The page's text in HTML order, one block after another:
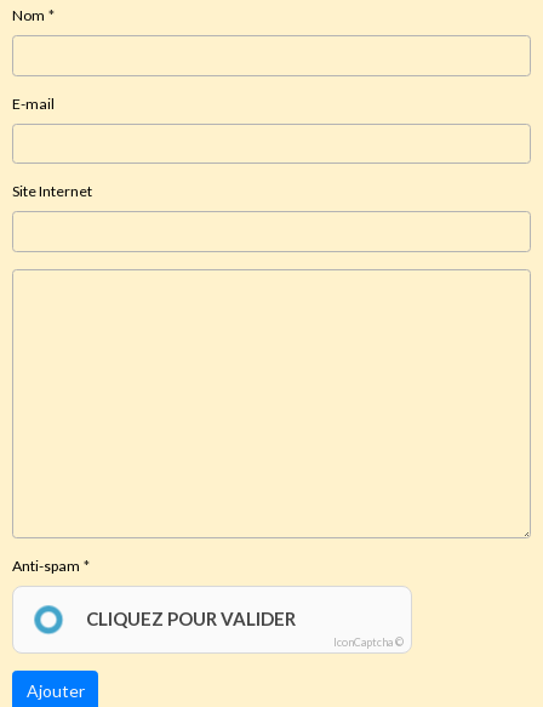
Nom
E-mail
Site Internet
Anti-spam
CLIQUEZ POUR VALIDER
IconCaptcha ©
Ajouter